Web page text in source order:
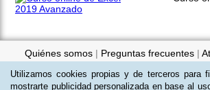
Utilizamos cookies propias y de terceros para
mostrarte publicidad personalizada en base al
Quiénes somos | Preguntas frecuentes |
Promociona tu negocio|Programa